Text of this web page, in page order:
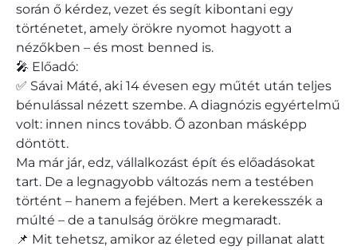
során ő kérdez, vezet és segít kibontani egy
történetet, amely örökre nyomot hagyott a
nézőkben – és most benned is.
🎤 Előadó:
✅ Sávai Máté, aki 14 évesen egy műtét után teljes
bénulással nézett szembe. A diagnózis egyértelmű
volt: innen nincs tovább. Ő azonban másképp
döntött.
Ma már jár, edz, vállalkozást épít és előadásokat
tart. De a legnagyobb változás nem a testében
történt – hanem a fejében. Mert a kerekesszék a
múlté – de a tanulság örökre megmaradt.
📌 Mit tehetsz, amikor az életed egy pillanat alatt